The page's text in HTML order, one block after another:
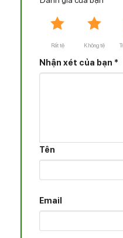
SẠCH SÂU LÀN DA,
Rất tệ Không tệ
Nhận xét của bạn *
Tên
Email